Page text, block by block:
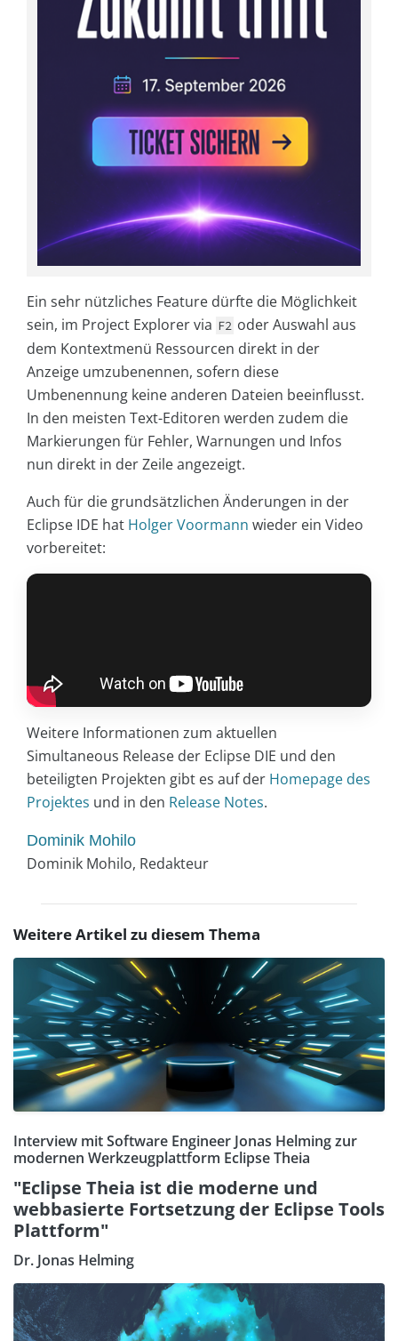
Ein sehr nützliches Feature dürfte die Möglichkeit
sein, im Project Explorer via F2 oder Auswahl aus
dem Kontextmenü Ressourcen direkt in der
Anzeige umzubenennen, sofern diese
Umbenennung keine anderen Dateien beeinflusst.
In den meisten Text-Editoren werden zudem die
Markierungen für Fehler, Warnungen und Infos
nun direkt in der Zeile angezeigt.
Auch für die grundsätzlichen Änderungen in der
Eclipse IDE hat Holger Voormann wieder ein Video
vorbereitet:
Weitere Informationen zum aktuellen
Simultaneous Release der Eclipse DIE und den
beteiligten Projekten gibt es auf der Homepage des
Projektes und in den Release Notes.
Dominik Mohilo
Dominik Mohilo, Redakteur
Weitere Artikel zu diesem Thema
Interview mit Software Engineer Jonas Helming zur
modernen Werkzeugplattform Eclipse Theia
"Eclipse Theia ist die moderne und
webbasierte Fortsetzung der Eclipse Tools
Plattform"
Dr. Jonas Helming